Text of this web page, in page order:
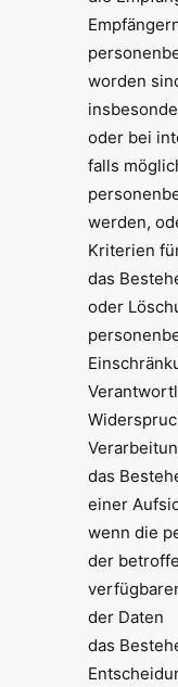
worden
oder bei
falls
werden,
Kriterien
das
oder
das
einer
wenn die
der
der Daten
das